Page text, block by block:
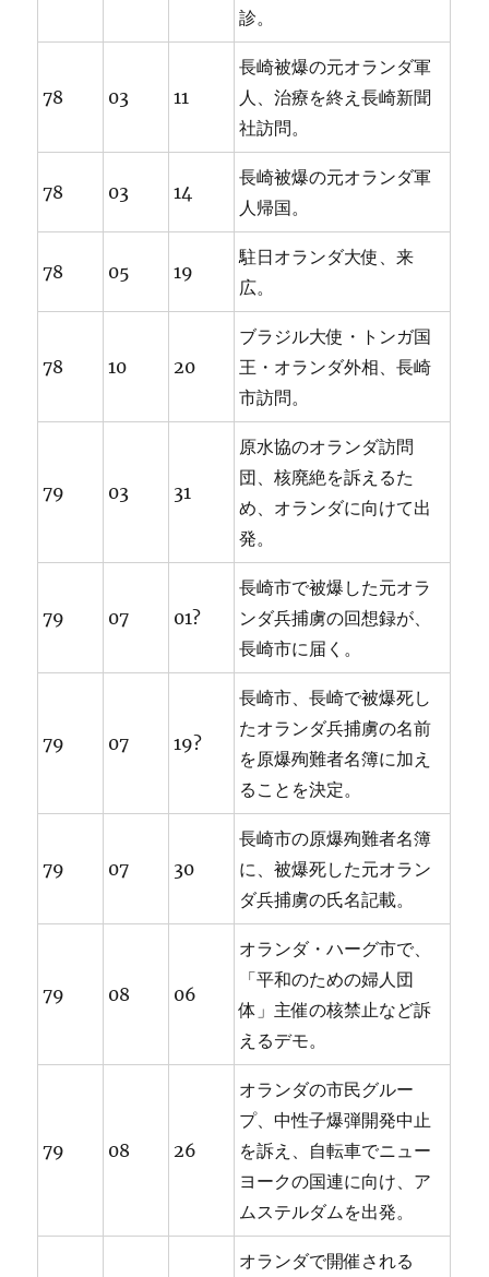
診。
78 03 11
長崎被爆の元オランダ軍
人、治療を終え長崎新聞
社訪問。
78 03 14
長崎被爆の元オランダ軍
人帰国。
78 05 19
駐日オランダ大使、来
広。
78 10 20
ブラジル大使・トンガ国
王・オランダ外相、長崎
市訪問。
79 03 31
原水協のオランダ訪問
団、核廃絶を訴えるた
め、オランダに向けて出
発。
79 07 01?
長崎市で被爆した元オラ
ンダ兵捕虜の回想録が、
長崎市に届く。
79 07 19?
長崎市、長崎で被爆死し
たオランダ兵捕虜の名前
を原爆殉難者名簿に加え
ることを決定。
79 07 30
長崎市の原爆殉難者名簿
に、被爆死した元オラン
ダ兵捕虜の氏名記載。
79 08 06
オランダ・ハーグ市で、
「平和のための婦人団
体」主催の核禁止など訴
えるデモ。
79 08 26
オランダの市民グルー
プ、中性子爆弾開発中止
を訴え、自転車でニュー
ヨークの国連に向け、ア
ムステルダムを出発。
オランダで開催される